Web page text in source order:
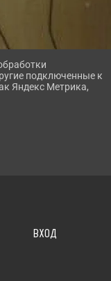
ВХОД
подключенные к
Яндекс Метрика,